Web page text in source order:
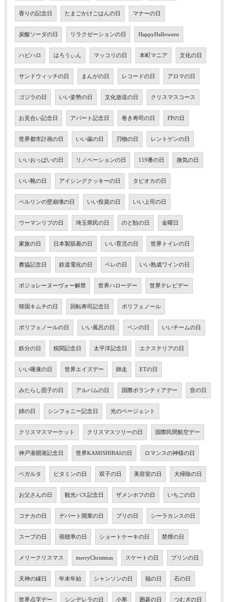
香りの記念日 たまごかけごはんの日 マナーの日
炭酸ソーダの日 リラクゼーションの日 HappyHalloween
ハピハロ はろうぃん マッコリの日 本町マニア 文化の日
サンドウィッチの日 まんがの日 レコードの日 アロマの日
ゴジラの日 いい姿勢の日 文化放送の日 クリスマスコース
お見合い記念日 アパート記念日 巻き寿司の日 FPの日
世界都市計画の日 いい歯の日 刃物の日 レントゲンの日
いいおっぱいの日 リノベーションの日 119番の日 換気の日
いい靴の日 アイシングクッキーの日 タピオカの日
ベルリンの壁崩壊の日 いい投資の日 いい上司の日
ウーマンリブの日 埼玉県民の日 のど飴の日 金曜日
家族の日 日本製肌着の日 いい育児の日 世界トイレの日
農協記念日 鉄道電化の日 ペレの日 いい熟成ワインの日
ボジョレーヌーヴォー解禁 世界ハローデー 世界テレビデー
韓国キムチの日 回転寿司記念日 ポリフェノール
ポリフェノールの日 いい風呂の日 ペンの日 いいチームの日
鉄分の日 税関記念日 太平洋記念日 エクステリアの日
いい唾液の日 世界エイズデー 師走 ETの日
みたらし団子の日 アルバムの日 国際ボランティアデー 音の日
姉の日 シンフォニー記念日 光のページェント
クリスマスマーケット クリスマスツリーの日 国際民間航空デー
神戸港開港記念日 世界KAMISHIBAIの日 ロマンスの神様の日
ベガルタ ビタミンの日 双子の日 美容室の日 大掃除の日
お父さんの日 観光バス記念日 ザメンホフの日 いちごの日
コナカの日 デパート開業の日 ブリの日 シーラカンスの日
スープの日 視聴率の日 ショートケーキの日 禁煙の日
メリークリスマス merryChristmas スケートの日 プリンの日
天神の縁日 年末年始 シャンソンの日 福の日 石の日
世界点字デー シンデレラの日 小寒 囲碁の日 つむぎの日